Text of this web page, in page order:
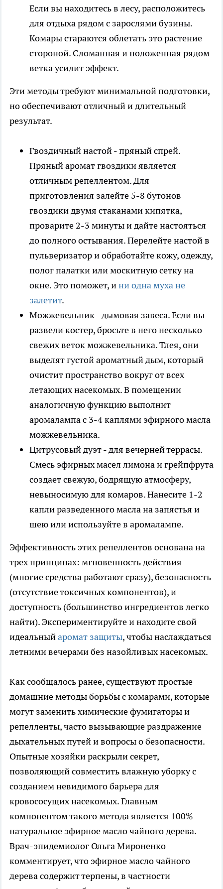
Если вы находитесь в лесу, расположитесь
для отдыха рядом с зарослями бузины.
Комары стараются облетать это растение
стороной. Сломанная и положенная рядом
ветка усилит эффект.
Эти методы требуют минимальной подготовки,
но обеспечивают отличный и длительный
результат.
Гвоздичный настой - пряный спрей.
Пряный аромат гвоздики является
отличным репеллентом. Для
приготовления залейте 5-8 бутонов
гвоздики двумя стаканами кипятка,
проварите 2-3 минуты и дайте настояться
до полного остывания. Перелейте настой в
пульверизатор и обработайте кожу, одежду,
полог палатки или москитную сетку на
окне. Это поможет, ини одна муха не
залетит.
Можжевельник - дымовая завеса. Если вы
развели костер, бросьте в него несколько
свежих веток можжевельника. Тлея, они
выделят густой ароматный дым, который
очистит пространство вокруг от всех
летающих насекомых. В помещении
аналогичную функцию выполнит
аромалампа с 3-4 каплями эфирного масла
можжевельника.
Цитрусовый дуэт - для вечерней террасы.
Смесь эфирных масел лимона и грейпфрута
создает свежую, бодрящую атмосферу,
невыносимую для комаров. Нанесите 1-2
капли разведенного масла на запястья и
шею или используйте в аромалампе.
Эффективность этих репеллентов основана на
трех принципах: мгновенность действия
(многие средства работают сразу), безопасность
(отсутствие токсичных компонентов), и
доступность (большинство ингредиентов легко
найти). Экспериментируйте и находите свой
идеальныйаромат защиты, чтобы наслаждаться
летними вечерами без назойливых насекомых.
Как сообщалось ранее, существуют простые
домашние методы борьбы с комарами, которые
могут заменить химические фумигаторы и
репелленты, часто вызывающие раздражение
дыхательных путей и вопросы о безопасности.
Опытные хозяйки раскрыли секрет,
позволяющий совместить влажную уборку с
созданием невидимого барьера для
кровососущих насекомых. Главным
компонентом такого метода является 100%
натуральное эфирное масло чайного дерева.
Врач-эпидемиолог Ольга Мироненко
комментирует, что эфирное масло чайного
дерева содержит терпены, в частности